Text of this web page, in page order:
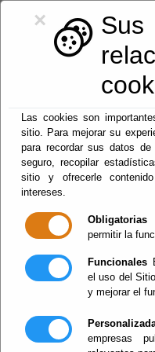
×
Las cookies son
sitio. Para mejorar su
para recordar sus datos
seguro, recopilar
sitio y ofrecerle
intereses.
Obligatorias
permitir la
Funcionales
el uso del
y mejorar el
empresas
Firma
obras de
las
galerías